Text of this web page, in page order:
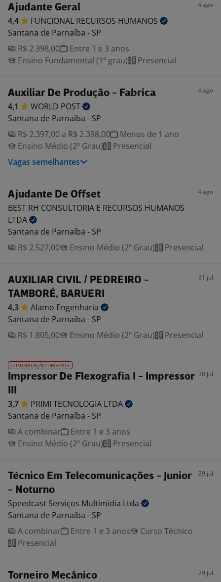
Ajudante Geral 4 ago
4,4 FUNCIONAL RECURSOS HUMANOS
Santana de Parnaíba - SP
R$ 2.398,00
Entre 1 e 3 anos
Ensino Fundamental (1º grau)
Presencial
Auxiliar De Produção - Fabrica 4 ago
4,1 WORLD POST
Santana de Parnaíba - SP
R$ 2.397,00 a R$ 2.398,00
Menos de 1 ano
Ensino Médio (2º Grau)
Presencial
Vagas semelhantes
Ajudante De Offset 4 ago
BEST RH CONSULTORIA E RECURSOS HUMANOS
LTDA
Santana de Parnaíba - SP
R$ 2.527,00
Ensino Médio (2º Grau) Presencial
AUXILIAR CIVIL / PEDREIRO -
TAMBORÉ, BARUERI
31 jul
4,3 Alamo Engenharia
Santana de Parnaíba - SP
R$ 1.805,00
Ensino Médio (2º Grau) Presencial
CONTRATAÇÃO URGENTE
Impressor De Flexografia I - Impressor 30 jul
3,7 PRIMI TECNOLOGIA LTDA
Santana de Parnaíba - SP
A combinar
Entre 1 e 3 anos
Ensino Médio (2º Grau)
Presencial
Técnico Em Telecomunicações - Junior
- Noturno
29 jul
Speedcast Serviços Multimidia Ltda
Santana de Parnaíba - SP
A combinar
Entre 1 e 3 anos
Curso Técnico
Presencial
Torneiro Mecânico 29 jul